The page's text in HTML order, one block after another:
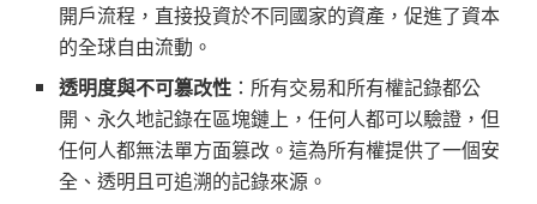
開戶流程，直接投資於不同國家的資產，促進了資本
的全球自由流動 。
透明度與不可篡改性 ：所有交易和所有權記錄都公
開、永久地記錄在區塊鏈上，任何人都可以驗證，但
任何人都無法單方面篡改。這為所有權提供了一個安
全、透明且可追溯的記錄來源 。